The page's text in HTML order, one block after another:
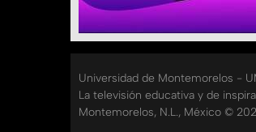
Universidad de Montemorelos -
La televisión educativa y de
Montemorelos, N.L., México ©